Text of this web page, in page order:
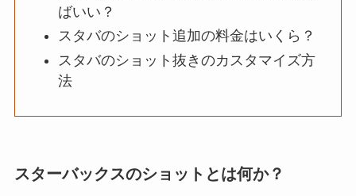
ばいい？
スタバのショット追加の料金はいくら？
スタバのショット抜きのカスタマイズ方
法
スターバックスのショットとは何か？